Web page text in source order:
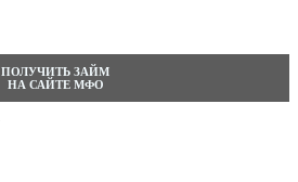
ПОЛУЧИТЬ ЗАЙМ
НА САЙТЕ МФО